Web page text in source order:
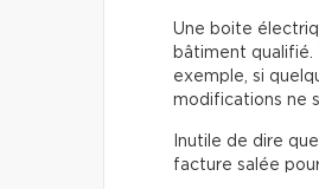
Une boite
bâtiment
exemple, si
modifications ne
Inutile de dire
facture salée